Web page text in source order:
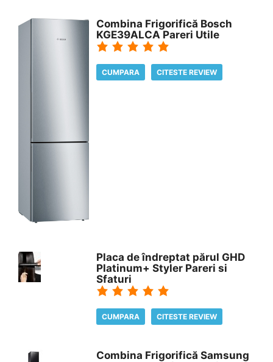
Combina Frigorifică Bosch
KGE39ALCA Pareri Utile
CUMPARA CITESTE REVIEW
Placa de îndreptat părul GHD
Platinum+ Styler Pareri si
Sfaturi
CUMPARA CITESTE REVIEW
Combina Frigorifică Samsung